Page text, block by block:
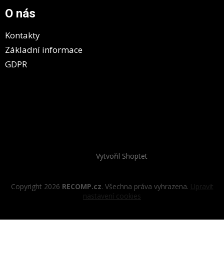
O nás
Kontakty
Základní informace
GDPR
Vytvořil Shoptet
Copyright 2026 RECOMP.cz. Všechna práva vyhrazena. Upravit
nastavení cookies